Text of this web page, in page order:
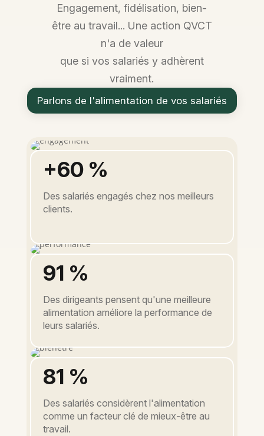
Engagement, fidélisation, bien-
être au travail... Une action QVCT
n'a de valeur
que si vos salariés y adhèrent
vraiment.
Parlons de l'alimentation de vos salariés
+60 %
Des salariés engagés chez nos meilleurs
clients.
91 %
Des dirigeants pensent qu'une meilleure
alimentation améliore la performance de
leurs salariés.
81 %
Des salariés considèrent l'alimentation
comme un facteur clé de mieux-être au
travail.